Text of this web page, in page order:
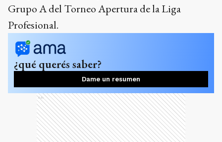
Grupo A del Torneo Apertura de la Liga
Profesional.
¿qué querés saber?
Dame un resumen
Ads